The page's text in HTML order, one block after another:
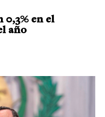
0,3% en el
año